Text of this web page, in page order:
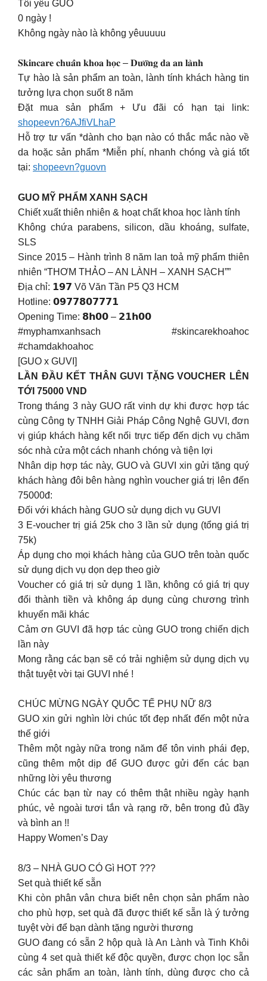
Tôi yêu GUO
0 ngày !
Không ngày nào là không yêuuuuu
𝐒𝐤𝐢𝐧𝐜𝐚𝐫𝐞 𝐜𝐡𝐮𝐚̂̉𝐧 𝐤𝐡𝐨𝐚 𝐡𝐨̣𝐜 – 𝐃𝐮̛𝐨̛̃𝐧𝐠 𝐝𝐚 𝐚𝐧 𝐥𝐚̀𝐧𝐡
Tự hào là sản phẩm an toàn, lành tính khách hàng tin
tưởng lựa chọn suốt 8 năm
Đặt mua sản phẩm + Ưu đãi có hạn tại link:
shopeevn?6AJfiVLhaP
Hỗ trợ tư vấn *dành cho bạn nào có thắc mắc nào về
da hoặc sản phẩm *Miễn phí, nhanh chóng và giá tốt
tại: shopeevn?guovn
GUO MỸ PHẨM XANH SẠCH
Chiết xuất thiên nhiên & hoạt chất khoa học lành tính
Không chứa parabens, silicon, dầu khoáng, sulfate,
SLS
Since 2015 – Hành trình 8 năm lan toả mỹ phẩm thiên
nhiên “THƠM THẢO – AN LÀNH – XANH SẠCH””
Địa chỉ: 𝟭𝟵𝟳 Võ Văn Tần P5 Q3 HCM
Hotline: 𝟬𝟵𝟳𝟳𝟴𝟬𝟳𝟳𝟳𝟭
Opening Time: 𝟴𝗵𝟬𝟬 – 𝟮𝟭𝗵𝟬𝟬
#myphamxanhsach #skincarekhoahoc
#chamdakhoahoc
[GUO x GUVI]
LẦN ĐẦU KẾT THÂN GUVI TẶNG VOUCHER LÊN
TỚI 75000 VND
Trong tháng 3 này GUO rất vinh dự khi được hợp tác
cùng Công ty TNHH Giải Pháp Công Nghệ GUVI, đơn
vị giúp khách hàng kết nối trực tiếp đến dịch vụ chăm
sóc nhà cửa một cách nhanh chóng và tiện lợi
Nhân dịp hợp tác này, GUO và GUVI xin gửi tặng quý
khách hàng đôi bên hàng nghìn voucher giá trị lên đến
75000đ:
Đối với khách hàng GUO sử dụng dịch vụ GUVI
3 E-voucher trị giá 25k cho 3 lần sử dụng (tổng giá trị
75k)
Áp dụng cho mọi khách hàng của GUO trên toàn quốc
sử dụng dịch vụ dọn dẹp theo giờ
Voucher có giá trị sử dụng 1 lần, không có giá trị quy
đổi thành tiền và không áp dụng cùng chương trình
khuyến mãi khác
Cảm ơn GUVI đã hợp tác cùng GUO trong chiến dịch
lần này
Mong rằng các bạn sẽ có trải nghiệm sử dụng dịch vụ
thật tuyệt vời tại GUVI nhé !
CHÚC MỪNG NGÀY QUỐC TẾ PHỤ NỮ 8/3
GUO xin gửi nghìn lời chúc tốt đẹp nhất đến một nửa
thế giới
Thêm một ngày nữa trong năm để tôn vinh phái đẹp,
cũng thêm một dịp để GUO được gửi đến các bạn
những lời yêu thương
Chúc các bạn từ nay có thêm thật nhiều ngày hạnh
phúc, vẻ ngoài tươi tắn và rạng rỡ, bên trong đủ đầy
và bình an !!
Happy Women’s Day
8/3 – NHÀ GUO CÓ Gì HOT ???
Set quà thiết kế sẵn
Khi còn phân vân chưa biết nên chọn sản phẩm nào
cho phù hợp, set quà đã được thiết kế sẵn là ý tưởng
tuyệt vời để bạn dành tặng người thương
GUO đang có sẵn 2 hộp quà là An Lành và Tinh Khôi
cùng 4 set quà thiết kế độc quyền, được chọn lọc sẵn
các sản phẩm an toàn, lành tính, dùng được cho cả